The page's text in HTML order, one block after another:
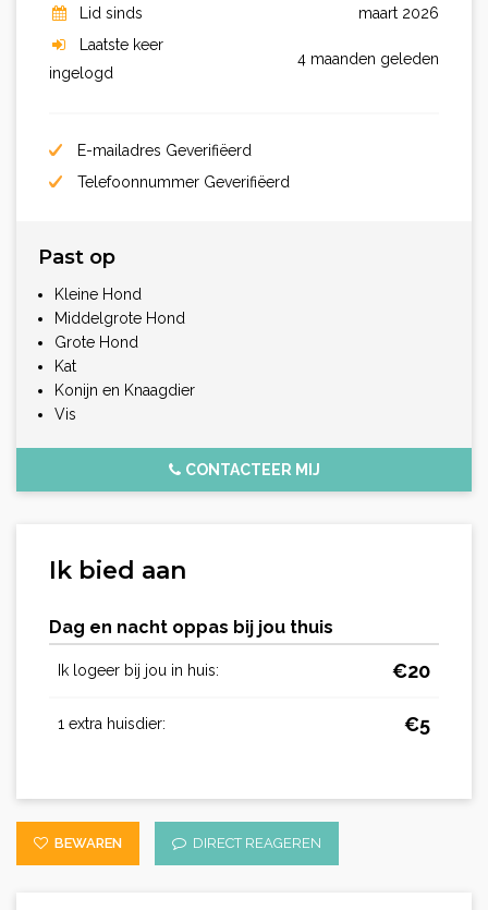
Lid sinds
maart 2026
Laatste keer
ingelogd
4 maanden geleden
E-mailadres Geverifiëerd
Telefoonnummer Geverifiëerd
Past op
Kleine Hond
Middelgrote Hond
Grote Hond
Kat
Konijn en Knaagdier
Vis
CONTACTEER MIJ
Ik bied aan
Dag en nacht oppas bij jou thuis
Ik logeer bij jou in huis: €20
1 extra huisdier: €5
BEWAREN DIRECT REAGEREN